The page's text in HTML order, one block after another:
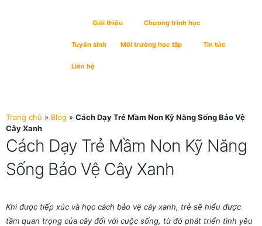
Giới thiệu Chương trình học
Tuyển sinh Môi trường học tập Tin tức
Liên hệ
Trang chủ » Blog » Cách Dạy Trẻ Mầm Non Kỹ Năng Sống Bảo Vệ
Cây Xanh
Cách Dạy Trẻ Mầm Non Kỹ Năng
Sống Bảo Vệ Cây Xanh
Khi được tiếp xúc và học cách bảo vệ cây xanh, trẻ sẽ hiểu được
tầm quan trọng của cây đối với cuộc sống, từ đó phát triển tình yêu